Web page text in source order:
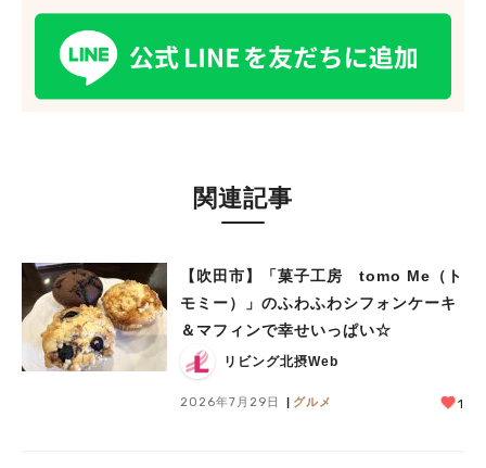
関連記事
【吹田市】「菓子工房 tomo Me（ト
モミー）」のふわふわシフォンケーキ
＆マフィンで幸せいっぱい☆
リビング北摂Web
2026年7月29日 グルメ 1